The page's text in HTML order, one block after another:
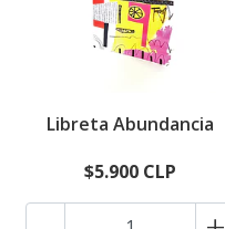
Libreta Abundancia
$5.900 CLP